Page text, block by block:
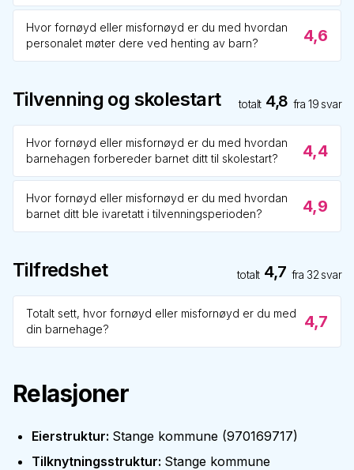
Hvor fornøyd eller misfornøyd er du med hvordan
personalet møter dere ved henting av barn?
4,6
Tilvenning og skolestart totalt 4,8 fra19 svar
Hvor fornøyd eller misfornøyd er du med hvordan
barnehagen forbereder barnet ditt til skolestart?
4,4
Hvor fornøyd eller misfornøyd er du med hvordan
barnet ditt ble ivaretatt i tilvenningsperioden?
4,9
Tilfredshet totalt 4,7 fra 32 svar
Totalt sett, hvor fornøyd eller misfornøyd er du med
din barnehage?
4,7
Relasjoner
Eierstruktur: Stange kommune (970169717)
Tilknytningsstruktur: Stange kommune